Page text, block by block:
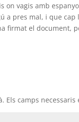
on vagis amb
a pres mal, i que
firmat el document,
Els camps